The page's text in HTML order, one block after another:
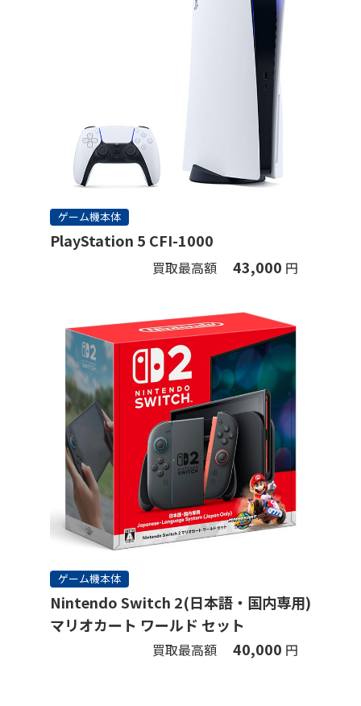
ゲーム機本体
PlayStation 5 CFI-1000
買取最高額 43,000 円
ゲーム機本体
Nintendo Switch 2(日本語・国内専用)
マリオカート ワールド セット
買取最高額 40,000 円